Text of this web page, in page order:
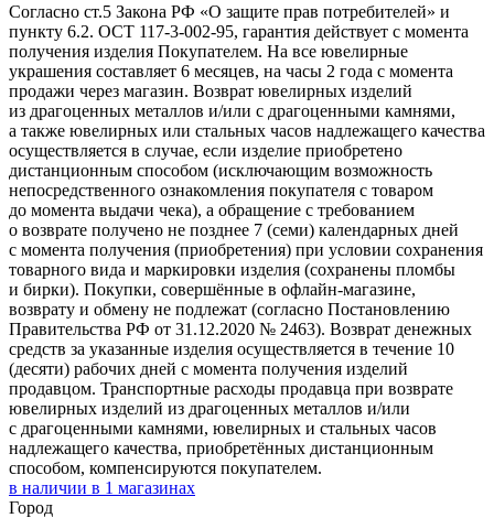
Согласно ст.5 Закона РФ «О защите прав потребителей» и
пункту 6.2. ОСТ 117-3-002-95, гарантия действует с момента
получения изделия Покупателем. На все ювелирные
украшения составляет 6 месяцев, на часы 2 года с момента
продажи через магазин. Возврат ювелирных изделий
из драгоценных металлов и/или с драгоценными камнями,
а также ювелирных или стальных часов надлежащего качества
осуществляется в случае, если изделие приобретено
дистанционным способом (исключающим возможность
непосредственного ознакомления покупателя с товаром
до момента выдачи чека), а обращение с требованием
о возврате получено не позднее 7 (семи) календарных дней
с момента получения (приобретения) при условии сохранения
товарного вида и маркировки изделия (сохранены пломбы
и бирки). Покупки, совершённые в офлайн-магазине,
возврату и обмену не подлежат (согласно Постановлению
Правительства РФ от 31.12.2020 № 2463). Возврат денежных
средств за указанные изделия осуществляется в течение 10
(десяти) рабочих дней с момента получения изделий
продавцом. Транспортные расходы продавца при возврате
ювелирных изделий из драгоценных металлов и/или
с драгоценными камнями, ювелирных и стальных часов
надлежащего качества, приобретённых дистанционным
способом, компенсируются покупателем.
в наличии в 1 магазинах
Город